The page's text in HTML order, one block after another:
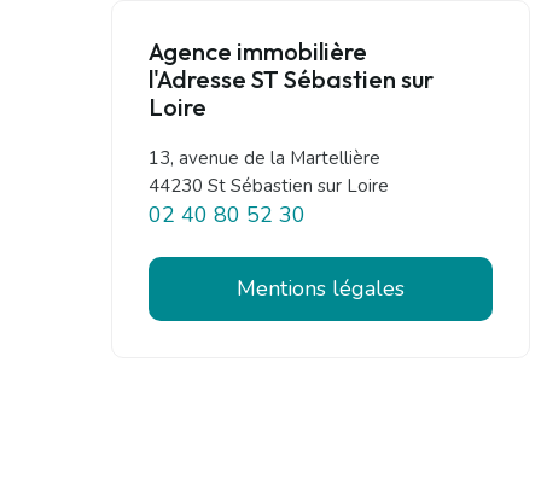
Agence immobilière
l'Adresse ST Sébastien sur
Loire
13, avenue de la Martellière
44230 St Sébastien sur Loire
02 40 80 52 30
Mentions légales